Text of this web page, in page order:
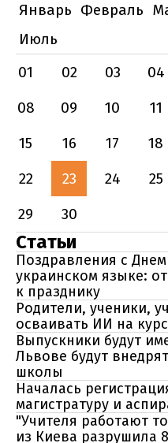
Январь Февраль
Июль
01
02 03 04
08
09 10 11
15
16 17 18
22
23 24 25
29
30
Статьи
Поздравления с
украинском языке:
к празднику
Родители, ученики,
осваивать ИИ на
Выпускники будут
Львове будут
школы
Началась
магистратуру и
"Учителя работают
из Киева разрушила